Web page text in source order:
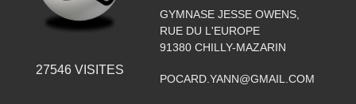
27546VISITES
GYMNASE JESSE OWENS,
RUE DU L'EUROPE
91380 CHILLY-MAZARIN
POCARD.YANN@GMAIL.COM